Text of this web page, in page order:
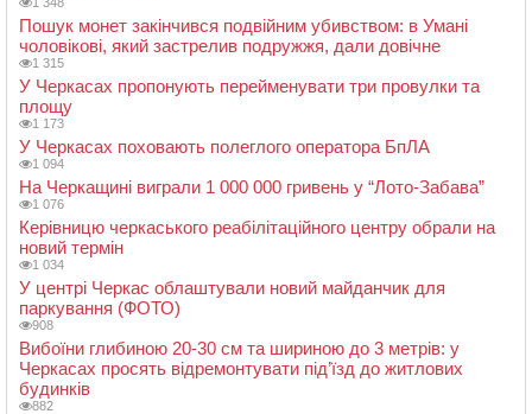
Пошук монет закінчився подвійним убивством: в Умані
чоловікові, який застрелив подружжя, дали довічне
1 315
У Черкасах пропонують перейменувати три провулки та
площу
1 173
У Черкасах поховають полеглого оператора БпЛА
1 094
На Черкащині виграли 1 000 000 гривень у “Лото-Забава”
1 076
Керівницю черкаського реабілітаційного центру обрали на
новий термін
1 034
У центрі Черкас облаштували новий майданчик для
паркування (ФОТО)
908
Вибоїни глибиною 20-30 см та шириною до 3 метрів: у
Черкасах просять відремонтувати під’їзд до житлових
будинків
882